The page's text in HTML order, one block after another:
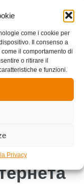
come i cookie per
Il consenso a
il comportamento di
o ritirare il
e funzioni.
Privacy
30 секунд.
пароли
7k casino.
неповторимые
Отпечатки
Биологические
соотношении с